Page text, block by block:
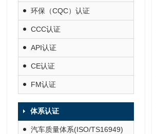
环保（CQC）认证
CCC认证
API认证
CE认证
FM认证
体系认证
汽车质量体系(ISO/TS16949)